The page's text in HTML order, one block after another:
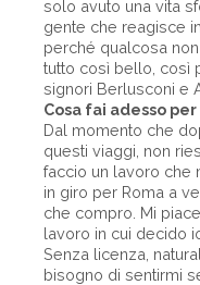
solo avuto una vita
gente che reagisce
perché qualcosa
tutto così bello, così
signori Berlusconi e
Cosa fai adesso
Dal momento che
questi viaggi, non
faccio un lavoro che
in giro per Roma a
che compro. Mi
lavoro in cui decido
Senza licenza,
bisogno di sentirmi